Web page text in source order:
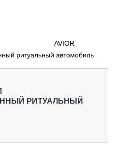
AVIOR
ритуальный автомобиль
РИТУАЛЬНЫЙ